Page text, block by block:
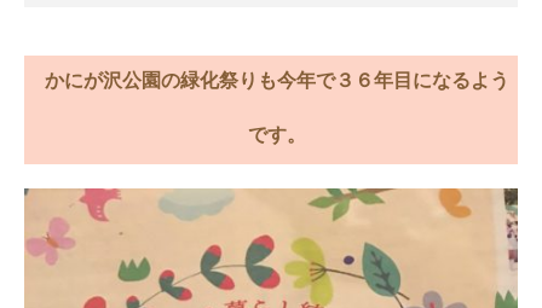
かにが沢公園の緑化祭りも今年で３６年目になるよう
です。